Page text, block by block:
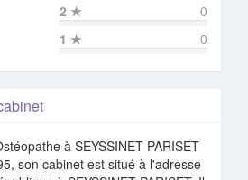
2 ★
0
1 ★ 0
à SEYSSINET PARISET
son cabinet est situé à l'adresse